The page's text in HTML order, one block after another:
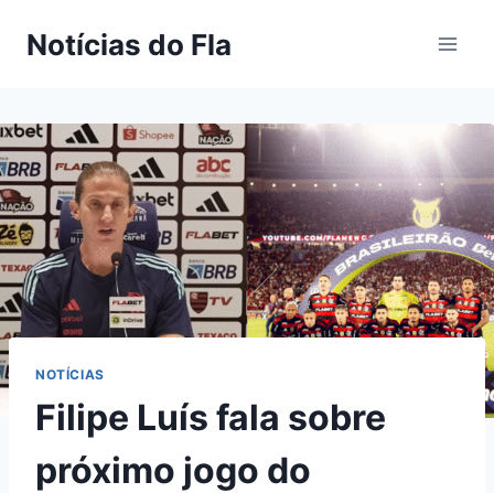
paraNotícias do Fla
NOTÍCIAS
Filipe Luís fala sobre
próximo jogo do